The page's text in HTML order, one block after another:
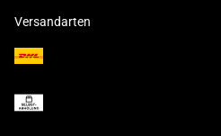
Versandarten